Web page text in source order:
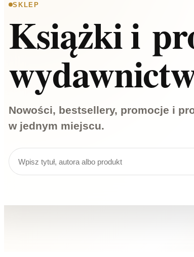
SKLEP
Książki i
Nowości, bestsellery, promocje i
w jednym miejscu.
Wyszukiwarka produktów